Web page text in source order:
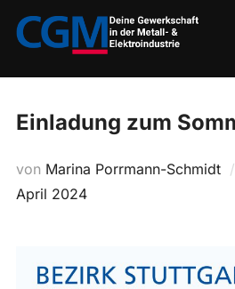
Zum
Inhalt
Einladung zum
von Marina Porrmann-Schmidt
April 2024